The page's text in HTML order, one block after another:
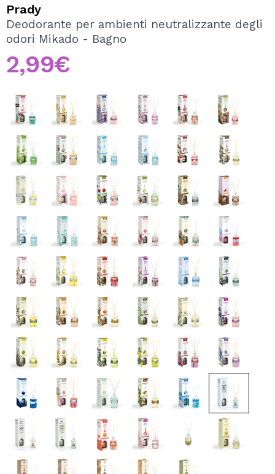
Creando un account su Maquibeauty.it potrai fare i tuoi
acquisti velocemente, controllare lo stato dei tuoi ordini e
CREARE UN ACCOUNT
Prady
Deodorante per ambienti neutralizzante degli
odori Mikado - Bagno
2,99€